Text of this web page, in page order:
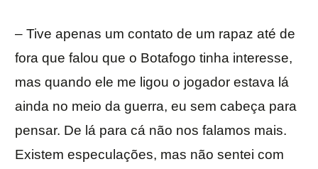
– Tive apenas um contato de um rapaz até de
fora que falou que o Botafogo tinha interesse,
mas quando ele me ligou o jogador estava lá
ainda no meio da guerra, eu sem cabeça para
pensar. De lá para cá não nos falamos mais.
Existem especulações, mas não sentei com